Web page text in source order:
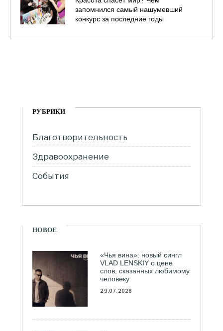
запомнился самый нашумевший
конкурс за последние годы
РУБРИКИ
Благотворительность
Здравоохранение
События
НОВОЕ
«Чья вина»: новый сингл
VLAD LENSKIY о цене
слов, сказанных любимому
человеку
29.07.2026